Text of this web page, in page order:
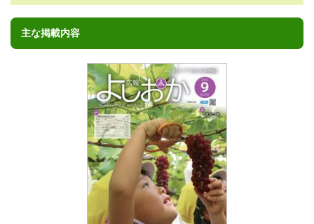
主な掲載内容